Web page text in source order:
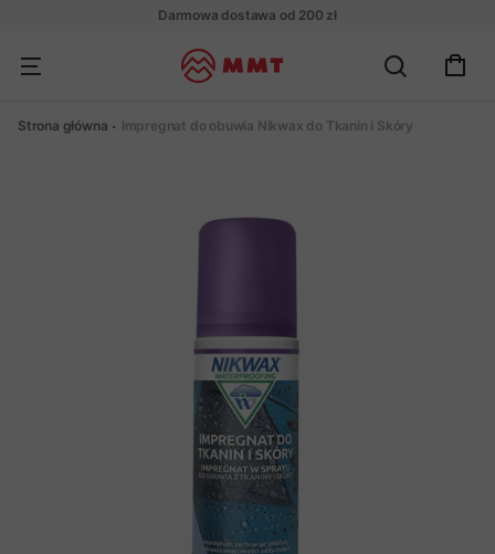
Darmowa dostawa od 200 zł
Strona główna Impregnat do obuwia Nikwax do Tkanin i Skóry